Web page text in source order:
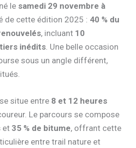
le samedi 29 novembre à
de cette édition 2025 : 40 % du
, incluant 10
inédits . Une belle occasion
sous un angle différent,
situe entre 8 et 12 heures
Le parcours se compose
et35 % de bitume, offrant cette
entre trail nature et